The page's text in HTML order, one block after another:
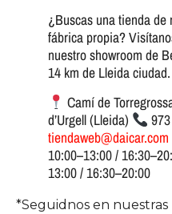
¿Buscas una tienda de
fábrica propia?
nuestro showroom de
14 km de Lleida ciudad.
Camí de
d’Urgell (Lleida)
tiendaweb@daicar.com
10:00–13:00 /
13:00 / 16:30–20:00
*Seguidnos en nuestras